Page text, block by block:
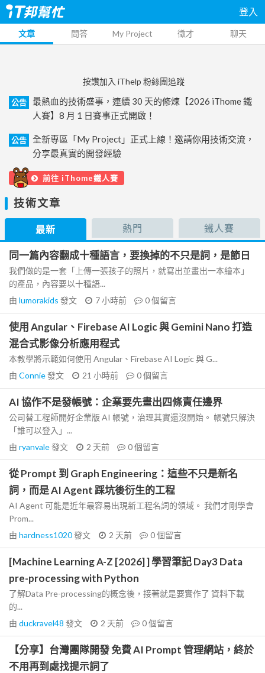
登入
文章 問答 My Project 徵才 聊天
按讚加入 iThelp 粉絲團追蹤
公告
最熱血的技術盛事，連續 30 天的修煉【2026 iThome 鐵
人賽】8 月 1 日賽事正式開啟！
公告
全新專區「My Project」正式上線！邀請你用技術交流，
分享最真實的開發經驗
前往 iThome鐵人賽
技術文章
最新 熱門 鐵人賽
同一篇內容翻成十種語言，要換掉的不只是詞，是節日
我們做的是一套「上傳一張孩子的照片，就寫出並畫出一本繪本」
的產品，內容要以十種語...
由 lumorakids 發文 7 小時前 0個留言
使用 Angular、Firebase AI Logic 與 Gemini Nano 打造
混合式影像分析應用程式
本教學將示範如何使用 Angular、Firebase AI Logic 與 G...
由 Connie發文 21 小時前 0個留言
AI 協作不是發帳號：企業要先畫出四條責任邊界
公司替工程師開好企業版 AI 帳號，治理其實還沒開始。 帳號只解決
「誰可以登入」...
由 ryanvale發文 2 天前 0個留言
從 Prompt 到 Graph Engineering：這些不只是新名
詞，而是 AI Agent 踩坑後衍生的工程
AI Agent 可能是近年最容易出現新工程名詞的領域。 我們才剛學會
Prom...
由 hardness1020發文 2 天前 0個留言
[Machine Learning A-Z [2026] ] 學習筆記 Day3 Data
pre-processing with Python
了解Data Pre-processing的概念後，接著就是要實作了 資料下載
的...
由 duckravel48 發文 2 天前 0個留言
【分享】台灣團隊開發 免費 AI Prompt 管理網站，終於
不用再到處找提示詞了